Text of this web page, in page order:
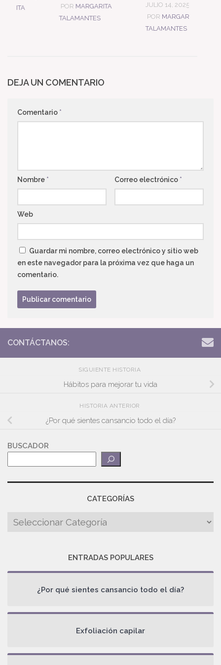
POR MARGARITA
TALAMANTES
JULIO 14, 2025
POR MARGARITA
TALAMANTES
DEJA UN COMENTARIO
Comentario *
Nombre * Correo electrónico *
Web
Guardar mi nombre, correo electrónico y sitio web
en este navegador para la próxima vez que haga un
comentario.
CONTÁCTANOS:
SIGUIENTE HISTORIA
Hábitos para mejorar tu vida
HISTORIA ANTERIOR
¿Por qué sientes cansancio todo el día?
BUSCADOR
CATEGORÍAS
ENTRADAS POPULARES
¿Por qué sientes cansancio todo el día?
Exfoliación capilar